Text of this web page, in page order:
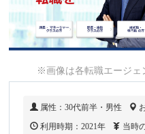
※画像は各転職エージェ
属性：30代前半・男性
利用時期：2021年
当時